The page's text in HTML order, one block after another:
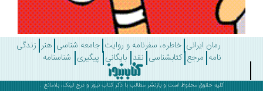
رمان ایرانی خاطره، سفرنامه و روایت جامعه شناسی هنر زندگی
مرجع کتابشناسی نقد بایگانی پیگیری شناسنامه
کلیه حقوق محفوظ است و بازنشر مطالب با ذکرکتاب نیوز و درج لینک، بلامانع .